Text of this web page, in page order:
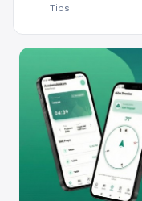
Tips